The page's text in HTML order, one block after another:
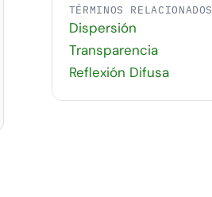
TÉRMINOS RELACIONADOS
Dispersión
Transparencia
Reflexión Difusa